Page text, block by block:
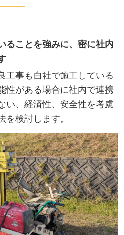
ることを強みに、密に社内
工事も自社で施工している
性がある場合に社内で連携
い、経済性、安全性を考慮
を検討します。​